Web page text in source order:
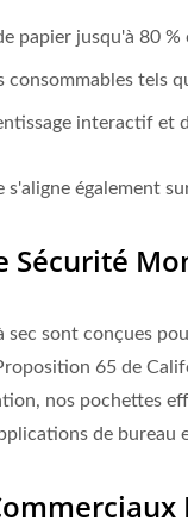
papier jusqu'à 80 %
consommables tels
interactif et
s'aligne également
sec sont conçues
65 de
nos pochettes
de